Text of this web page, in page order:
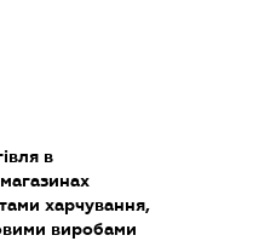
в
харчування,
виробами